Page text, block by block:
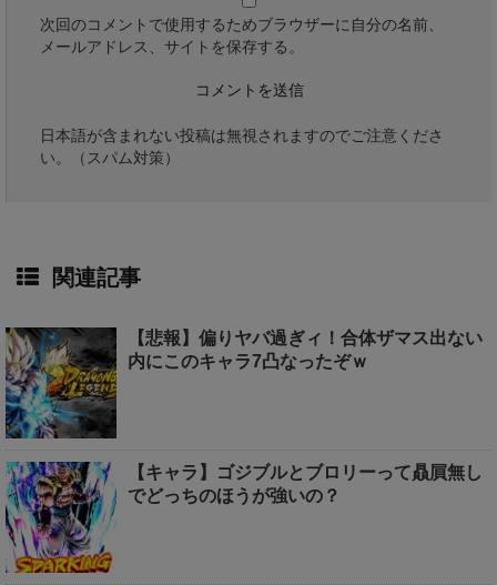
次回のコメントで使用するためブラウザーに自分の名前、
メールアドレス、サイトを保存する。
日本語が含まれない投稿は無視されますのでご注意くださ
い。（スパム対策）
関連記事
【悲報】偏りヤバ過ぎィ！合体ザマス出ない
内にこのキャラ7凸なったぞｗ
【キャラ】ゴジブルとブロリーって贔屓無し
でどっちのほうが強いの？